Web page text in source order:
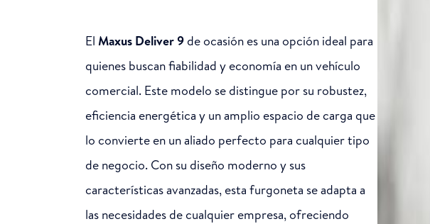
El Maxus Deliver 9 de ocasión es una opción ideal para
quienes buscan fiabilidad y economía en un vehículo
comercial. Este modelo se distingue por su robustez,
eficiencia energética y un amplio espacio de carga que
lo convierte en un aliado perfecto para cualquier tipo
de negocio. Con su diseño moderno y sus
características avanzadas, esta furgoneta se adapta a
las necesidades de cualquier empresa, ofreciendo